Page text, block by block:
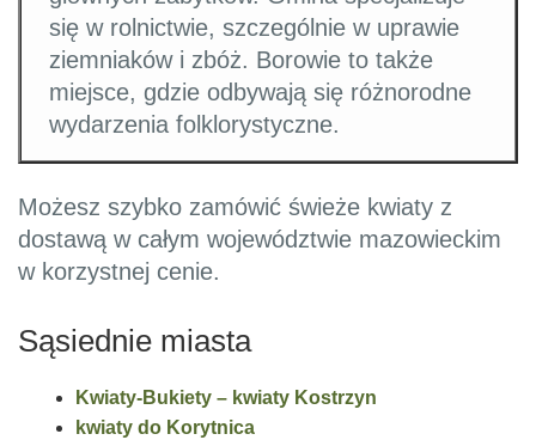
się w rolnictwie, szczególnie w uprawie
ziemniaków i zbóż. Borowie to także
miejsce, gdzie odbywają się różnorodne
wydarzenia folklorystyczne.
Możesz szybko zamówić świeże kwiaty z
dostawą w całym województwie mazowieckim
w korzystnej cenie.
Sąsiednie miasta
Kwiaty-Bukiety – kwiaty Kostrzyn
kwiaty do Korytnica